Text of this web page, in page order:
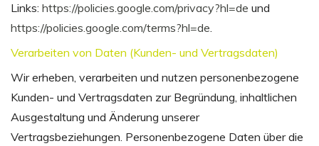
Links: https://policies.google.com/privacy?hl=de und
https://policies.google.com/terms?hl=de.
Verarbeiten von Daten (Kunden- und Vertragsdaten)
Wir erheben, verarbeiten und nutzen personenbezogene
Kunden- und Vertragsdaten zur Begründung, inhaltlichen
Ausgestaltung und Änderung unserer
Vertragsbeziehungen. Personenbezogene Daten über die